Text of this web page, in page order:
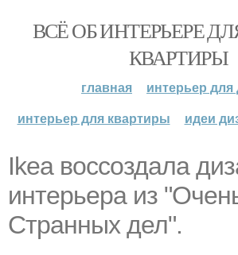
ВСЁ ОБ ИНТЕРЬЕРЕ
КВАРТИРЫ
главная
интерьер
интерьер для квартиры
идеи
Ikea воссоздала
интерьера из
Странных дел".